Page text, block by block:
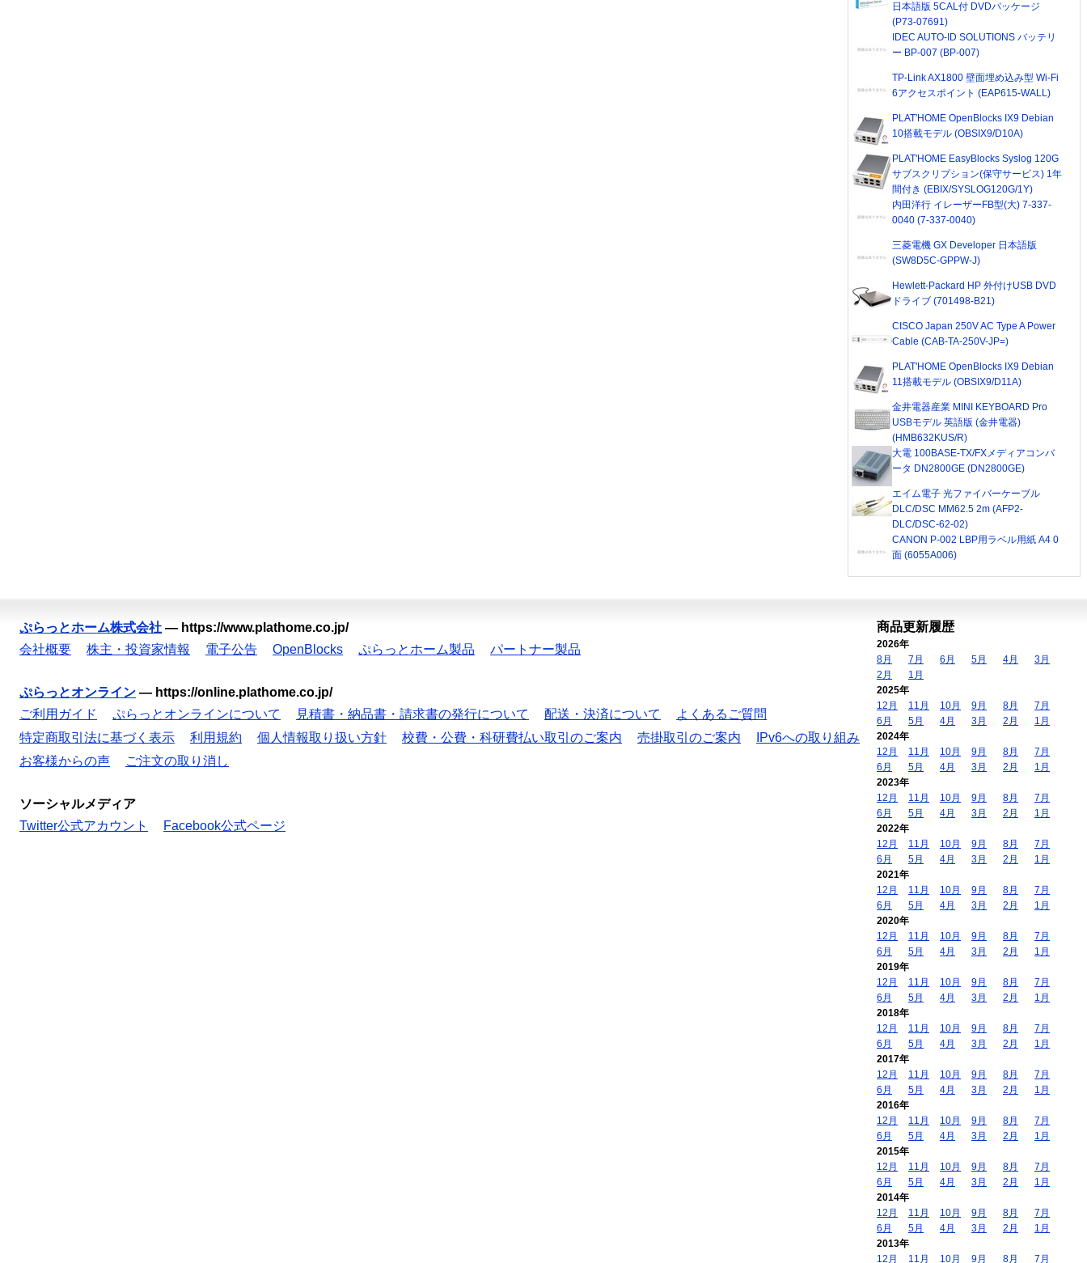
日本語版 5CAL付 DVDパッケージ
(P73-07691)
IDEC AUTO-ID SOLUTIONS バッテリ
ー BP-007 (BP-007)
TP-Link AX1800 壁面埋め込み型 Wi-Fi
6アクセスポイント (EAP615-WALL)
PLAT'HOME OpenBlocks IX9 Debian
10搭載モデル (OBSIX9/D10A)
PLAT'HOME EasyBlocks Syslog 120G
サブスクリプション(保守サービス) 1年
間付き (EBIX/SYSLOG120G/1Y)
内田洋行 イレーザーFB型(大) 7-337-
0040 (7-337-0040)
三菱電機 GX Developer 日本語版
(SW8D5C-GPPW-J)
Hewlett-Packard HP 外付けUSB DVD
ドライブ (701498-B21)
CISCO Japan 250V AC Type A Power
Cable (CAB-TA-250V-JP=)
PLAT'HOME OpenBlocks IX9 Debian
11搭載モデル (OBSIX9/D11A)
金井電器産業 MINI KEYBOARD Pro
USBモデル 英語版 (金井電器)
(HMB632KUS/R)
大電 100BASE-TX/FXメディアコンバ
ータ DN2800GE (DN2800GE)
エイム電子 光ファイバーケーブル
DLC/DSC MM62.5 2m (AFP2-
DLC/DSC-62-02)
CANON P-002 LBP用ラベル用紙 A4 0
面 (6055A006)
ぷらっとホーム株式会社 — https://www.plathome.co.jp/
会社概要
株主・投資家情報 電子公告 OpenBlocks ぷらっとホーム製品 パートナー製品
ぷらっとオンライン — https://online.plathome.co.jp/
ご利用ガイド
ぷらっとオンラインについて 見積書・納品書・請求書の発行について 配送・決済について
よくあるご質問
特定商取引法に基づく表示
利用規約 個人情報取り扱い方針 校費・公費・科研費払い取引のご案内 売掛取引のご案内
IPv6への取り組み
お客様からの声
ご注文の取り消し
ソーシャルメディア
Twitter公式アカウント
Facebook公式ページ
商品更新履歴
2026年
8月
7月 6月 5月 4月
3月
2月
1月
2025年
12月
11月 10月 9月 8月
7月
6月
5月 4月 3月 2月
1月
2024年
12月
11月 10月 9月 8月
7月
6月
5月 4月 3月 2月
1月
2023年
12月
11月 10月 9月 8月
7月
6月
5月 4月 3月 2月
1月
2022年
12月
11月 10月 9月 8月
7月
6月
5月 4月 3月 2月
1月
2021年
12月
11月 10月 9月 8月
7月
6月
5月 4月 3月 2月
1月
2020年
12月
11月 10月 9月 8月
7月
6月
5月 4月 3月 2月
1月
2019年
12月
11月 10月 9月 8月
7月
6月
5月 4月 3月 2月
1月
2018年
12月
11月 10月 9月 8月
7月
6月
5月 4月 3月 2月
1月
2017年
12月
11月 10月 9月 8月
7月
6月
5月 4月 3月 2月
1月
2016年
12月
11月 10月 9月 8月
7月
6月
5月 4月 3月 2月
1月
2015年
12月
11月 10月 9月 8月
7月
6月
5月 4月 3月 2月
1月
2014年
12月
11月 10月 9月 8月
7月
6月
5月 4月 3月 2月
1月
2013年
12月
11月 10月 9月 8月 7月